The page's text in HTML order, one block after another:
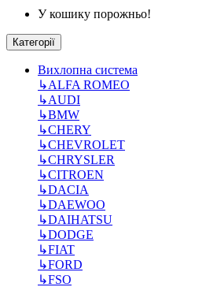
У кошику порожньо!
Категорії
Вихлопна система
↳ALFA ROMEO
↳AUDI
↳BMW
↳CHERY
↳CHEVROLET
↳CHRYSLER
↳CITROEN
↳DACIA
↳DAEWOO
↳DAIHATSU
↳DODGE
↳FIAT
↳FORD
↳FSO